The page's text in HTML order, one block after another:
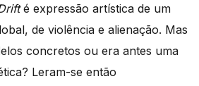
é expressão artística de um
de violência e alienação. Mas
concretos ou era antes uma
Leram-se então